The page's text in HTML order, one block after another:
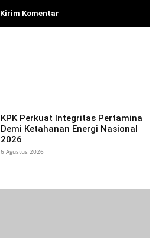
KPK Perkuat Integritas Pertamina
Demi Ketahanan Energi Nasional
2026
6 Agustus 2026